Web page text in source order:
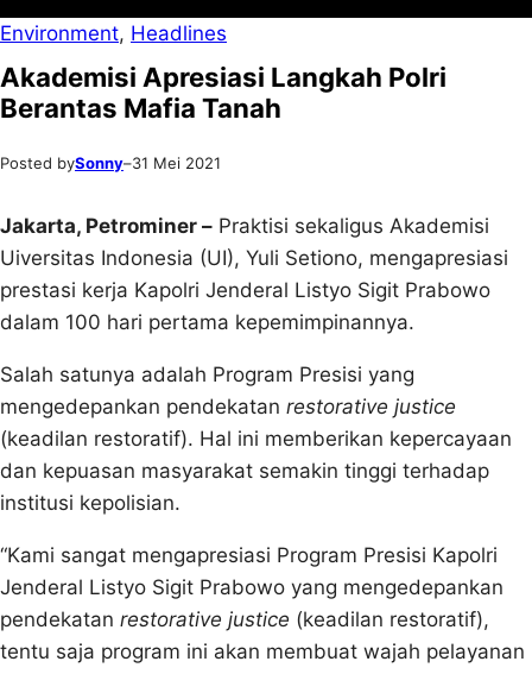
Environment, Headlines
Akademisi Apresiasi Langkah Polri
Berantas Mafia Tanah
Posted bySonny–31 Mei 2021
Jakarta, Petrominer – Praktisi sekaligus Akademisi
Uiversitas Indonesia (UI), Yuli Setiono, mengapresiasi
prestasi kerja Kapolri Jenderal Listyo Sigit Prabowo
dalam 100 hari pertama kepemimpinannya.
Salah satunya adalah Program Presisi yang
mengedepankan pendekatan restorative justice
(keadilan restoratif). Hal ini memberikan kepercayaan
dan kepuasan masyarakat semakin tinggi terhadap
institusi kepolisian.
“Kami sangat mengapresiasi Program Presisi Kapolri
Jenderal Listyo Sigit Prabowo yang mengedepankan
pendekatan restorative justice (keadilan restoratif),
tentu saja program ini akan membuat wajah pelayanan